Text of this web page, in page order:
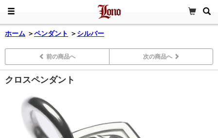
ホーム ＞ペンダント ＞ シルバー
前の商品へ 次の商品へ
クロスペンダント